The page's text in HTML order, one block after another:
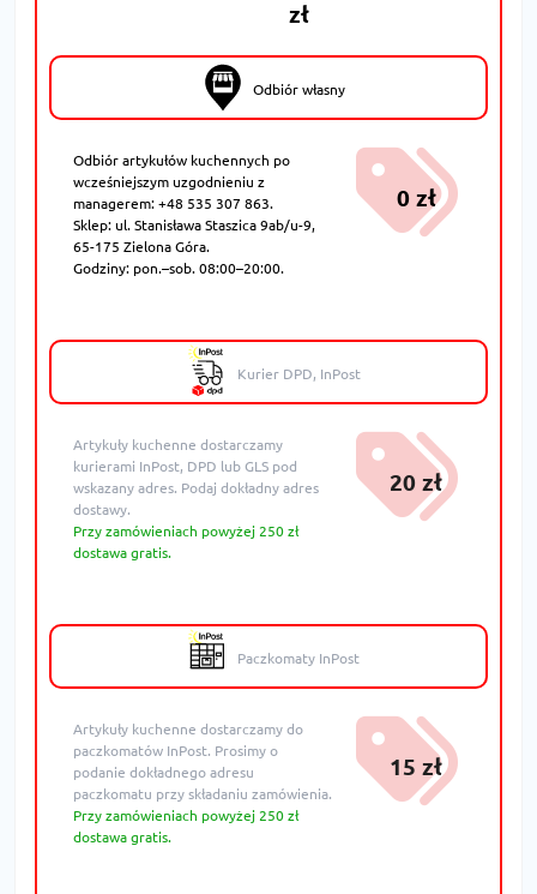
zł
Odbiór własny
Odbiór artykułów kuchennych po
wcześniejszym uzgodnieniu z
managerem: +48 535 307 863.
Sklep: ul. Stanisława Staszica 9ab/u-9,
65-175 Zielona Góra.
Godziny: pon.–sob. 08:00–20:00.
0 zł
Kurier DPD, InPost
Artykuły kuchenne dostarczamy
kurierami InPost, DPD lub GLS pod
wskazany adres. Podaj dokładny adres
dostawy.
Przy zamówieniach powyżej 250 zł
dostawa gratis.
20 zł
Paczkomaty InPost
Artykuły kuchenne dostarczamy do
paczkomatów InPost. Prosimy o
podanie dokładnego adresu
paczkomatu przy składaniu zamówienia.
Przy zamówieniach powyżej 250 zł
dostawa gratis.
15 zł